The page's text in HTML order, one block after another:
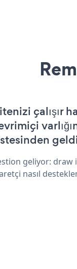
çalışır
geliyor: draw
nasıl